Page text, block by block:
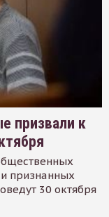
призвали к
признанных
30 октября